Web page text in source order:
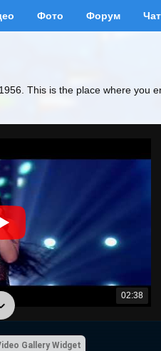
Фото Форум Чат
This is the place where you
02:38
Gallery Widget